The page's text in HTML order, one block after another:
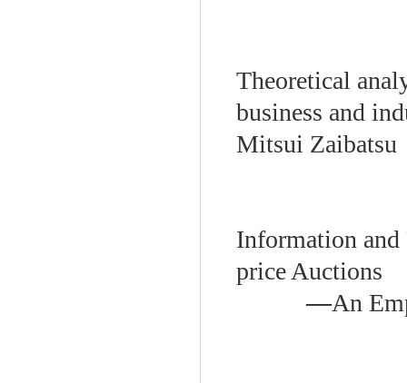
Theoretical
business and
Mitsui Zaibatsu
Information
price Auctions
—An